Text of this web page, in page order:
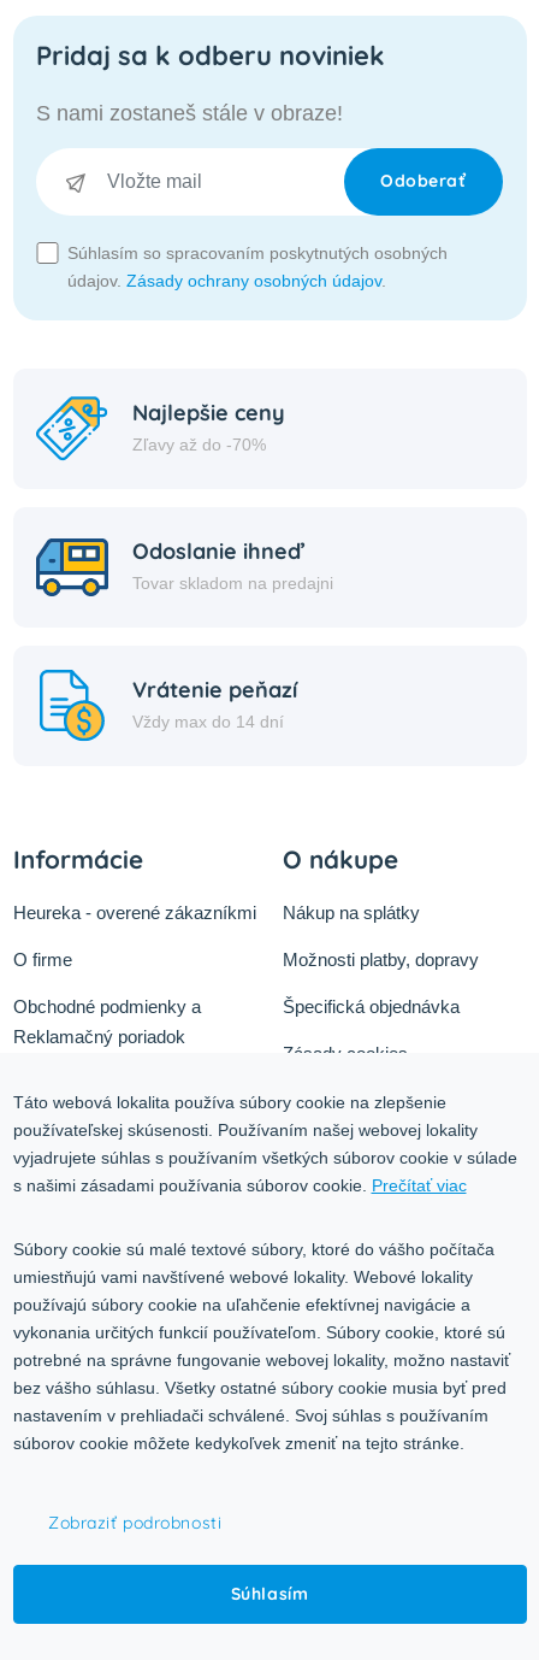
Pridaj sa k odberu noviniek
S nami zostaneš stále v obraze!
Odoberať
Súhlasím so spracovaním poskytnutých osobných
údajov. Zásady ochrany osobných údajov.
Najlepšie ceny
Zľavy až do -70%
Odoslanie ihneď
Tovar skladom na predajni
Vrátenie peňazí
Vždy max do 14 dní
Informácie
Heureka - overené zákazníkmi
O firme
Obchodné podmienky a
Reklamačný poriadok
Služby
Kontakt
O nákupe
Nákup na splátky
Možnosti platby, dopravy
Špecifická objednávka
Zásady cookies
Ochrana osobných údajov
Blog
Kontakt
Volgogradská 9, 08001 Prešov
0917 353 303
predajna@inco-ag.sk
© 2015-2026,INCO - AG, s.r.o.
Upraviť nastavenia Cookies
Táto webová lokalita používa súbory cookie na zlepšenie
používateľskej skúsenosti. Používaním našej webovej lokality
vyjadrujete súhlas s používaním všetkých súborov cookie v súlade
s našimi zásadami používania súborov cookie. Prečítať viac
Súbory cookie sú malé textové súbory, ktoré do vášho počítača
umiestňujú vami navštívené webové lokality. Webové lokality
používajú súbory cookie na uľahčenie efektívnej navigácie a
vykonania určitých funkcií používateľom. Súbory cookie, ktoré sú
potrebné na správne fungovanie webovej lokality, možno nastaviť
bez vášho súhlasu. Všetky ostatné súbory cookie musia byť pred
nastavením v prehliadači schválené. Svoj súhlas s používaním
súborov cookie môžete kedykoľvek zmeniť na tejto stránke.
Zobraziť podrobnosti
Súhlasím